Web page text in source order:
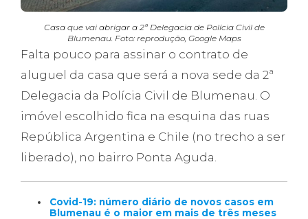
Casa que vai abrigar a 2ª Delegacia de Polícia Civil de
Blumenau. Foto: reprodução, Google Maps
Falta pouco para assinar o contrato de
aluguel da casa que será a nova sede da 2ª
Delegacia da Polícia Civil de Blumenau. O
imóvel escolhido fica na esquina das ruas
República Argentina e Chile (no trecho a ser
liberado), no bairro Ponta Aguda.
Covid-19: número diário de novos casos em
Blumenau é o maior em mais de três meses